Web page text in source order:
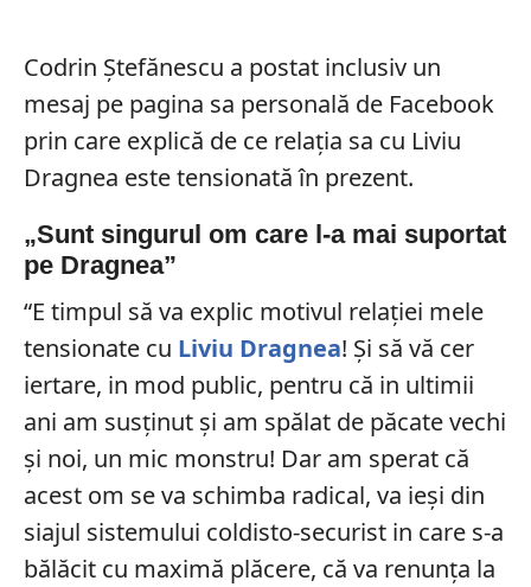
Codrin Ștefănescu a postat inclusiv un
mesaj pe pagina sa personală de Facebook
prin care explică de ce relația sa cu Liviu
Dragnea este tensionată în prezent.
„Sunt singurul om care l-a mai suportat
pe Dragnea”
“E timpul să va explic motivul relației mele
tensionate cu Liviu Dragnea! Și să vă cer
iertare, in mod public, pentru că in ultimii
ani am susținut și am spălat de păcate vechi
și noi, un mic monstru! Dar am sperat că
acest om se va schimba radical, va ieși din
siajul sistemului coldisto-securist in care s-a
bălăcit cu maximă plăcere, că va renunța la